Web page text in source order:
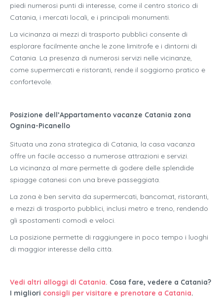
piedi numerosi punti di interesse, come il centro storico di
Catania, i mercati locali, e i principali monumenti.
La vicinanza ai mezzi di trasporto pubblici consente di
esplorare facilmente anche le zone limitrofe e i dintorni di
Catania. La presenza di numerosi servizi nelle vicinanze,
come supermercati e ristoranti, rende il soggiorno pratico e
confortevole.
Posizione dell’Appartamento vacanze Catania zona
Ognina-Picanello
Situata una zona strategica di Catania, la casa vacanza
offre un facile accesso a numerose attrazioni e servizi.
La vicinanza al mare permette di godere delle splendide
spiagge catanesi con una breve passeggiata.
La zona è ben servita da supermercati, bancomat, ristoranti,
e mezzi di trasporto pubblici, inclusi metro e treno, rendendo
gli spostamenti comodi e veloci.
La posizione permette di raggiungere in poco tempo i luoghi
di maggior interesse della città.
Vedi altri alloggi di Catania. Cosa fare, vedere a Catania?
I migliori consigli per visitare e prenotare a Catania.